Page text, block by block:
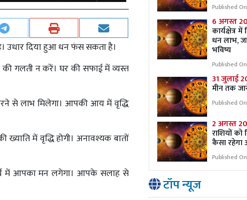
उधार दिया हुआ धन फंस सकता है।
गलती न करें। घर की सफाई में व्यस्त
से लाभ मिलेगा। आपकी आय में वृद्धि
में वृद्धि होगी। अनावश्यक बातों
में आपका मन लगेगा। आपके सलाह से
Published
6 अगस्त
कार्यक्षेत्र
धन लाभ,
भविष्य
Published
31 जुलाई
मीन तक
Published
2 अगस्त
राशियों
कैसा रहेगा
Published
टॉप न्यूज